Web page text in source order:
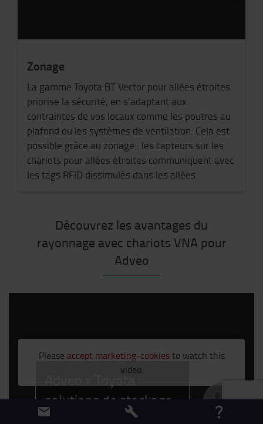
Zonage
La gamme Toyota BT Vector pour allées étroites
priorise la sécurité, en s’adaptant aux
contraintes de vos locaux comme les poutres au
plafond ou les systèmes de ventilation. Cela est
possible grâce au zonage : les capteurs sur les
chariots pour allées étroites communiquent avec
les tags RFID dissimulés dans les allées.
Découvrez les avantages du
rayonnage avec chariots VNA pour
Adveo
Please accept marketing-cookiesto watch this
video.
solutions de stockage